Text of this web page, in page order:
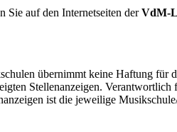
Sie auf den Internetseiten derVdM-
übernimmt keine Haftung für
Stellenanzeigen.
ist die jeweilige